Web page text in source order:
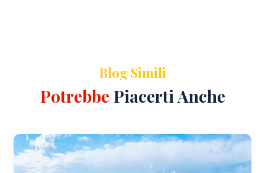
Blog Simili
Potrebbe Piacerti Anche